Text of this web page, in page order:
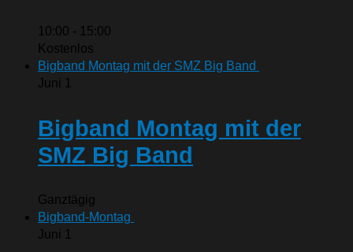
10:00 - 15:00
Kostenlos
Bigband Montag mit der SMZ Big Band
Juni 1
Bigband Montag mit der
SMZ Big Band
Ganztägig
Bigband-Montag
Juni 1